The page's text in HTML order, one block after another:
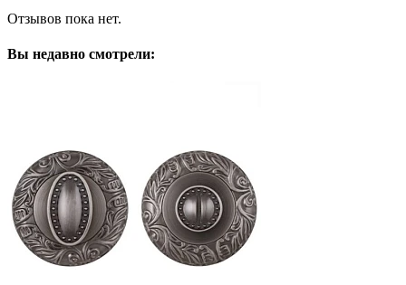
Отзывов пока нет.
Вы недавно смотрели: